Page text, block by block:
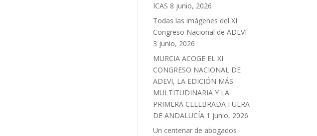
ICAS 8 junio, 2026
Todas las imágenes del XI
Congreso Nacional de ADEVI
3 junio, 2026
MURCIA ACOGE EL XI
CONGRESO NACIONAL DE
ADEVI, LA EDICIÓN MÁS
MULTITUDINARIA Y LA
PRIMERA CELEBRADA FUERA
DE ANDALUCÍA 1 junio, 2026
Un centenar de abogados